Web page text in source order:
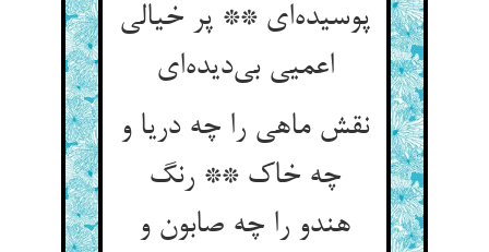
پوسیده‌‌ای ** پر خیالی
اعمیی بی‌‌دیده‌‌ای‌‌
نقش ماهی را چه دریا و
چه خاک ** رنگ
هندو را چه صابون و